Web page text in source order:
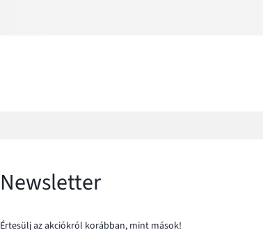
Newsletter
Értesülj az akciókról korábban, mint mások!